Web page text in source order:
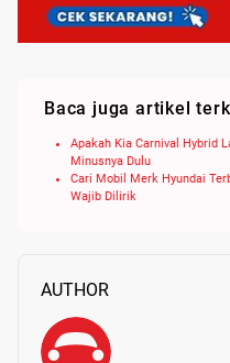
Baca juga artikel
Apakah Kia Carnival Hybrid
Minusnya Dulu
Cari Mobil Merk Hyundai
Wajib Dilirik
AUTHOR